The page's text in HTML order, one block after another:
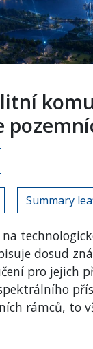
Summary
dosud
pro jejich
rámců, to